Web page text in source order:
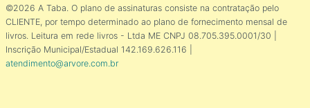
©2026 A Taba. O plano de assinaturas consiste na contratação pelo
CLIENTE, por tempo determinado ao plano de fornecimento mensal de
livros. Leitura em rede livros - Ltda ME CNPJ 08.705.395.0001/30 |
Inscrição Municipal/Estadual 142.169.626.116 |
atendimento@arvore.com.br